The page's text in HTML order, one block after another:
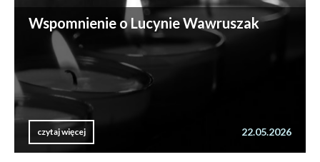
Wspomnienie o Lucynie Wawruszak
czytaj więcej 22.05.2026